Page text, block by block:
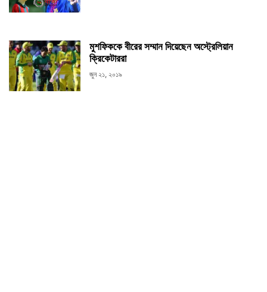
মুশফিককে বীরের সম্মান দিয়েছেন অস্ট্রেলিয়ান
ক্রিকেটাররা
জুন ২১, ২০১৯